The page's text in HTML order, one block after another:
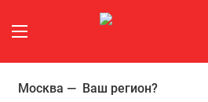
Москва — Ваш регион?
ГЛАВНАЯ СТРАНИЦА
НОВОСТИ